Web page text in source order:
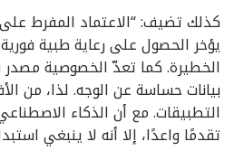
كذلك تضيف: “الاعتماد المفرط على
يؤخر الحصول على رعاية طبية
الخطيرة. كما تعدّ الخصوصية
بيانات حساسة عن الوجه. لذا، من
التطبيقات. مع أن الذكاء
تقدمًا واعدًا، إلا أنه لا ينبغي